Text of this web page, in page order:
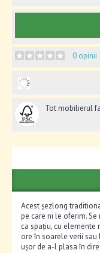
0 opinii
Tot mobilierul
Acest șezlong
pe care ni le oferim.
ca spațiu, cu elemente
ore în soarele verii sau
ușor de a-l plasa în